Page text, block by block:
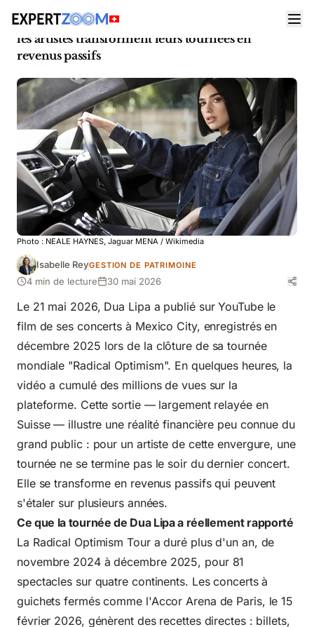
Film concert Dua Lipa sur YouTube : comment
les artistes transforment leurs tournées en
revenus passifs
Photo : NEALE HAYNES, Jaguar MENA / Wikimedia
Isabelle ReyGESTION DE PATRIMOINE
4 min de lecture 30 mai 2026
Le 21 mai 2026, Dua Lipa a publié sur YouTube le
film de ses concerts à Mexico City, enregistrés en
décembre 2025 lors de la clôture de sa tournée
mondiale "Radical Optimism". En quelques heures, la
vidéo a cumulé des millions de vues sur la
plateforme. Cette sortie — largement relayée en
Suisse — illustre une réalité financière peu connue du
grand public : pour un artiste de cette envergure, une
tournée ne se termine pas le soir du dernier concert.
Elle se transforme en revenus passifs qui peuvent
s'étaler sur plusieurs années.
Ce que la tournée de Dua Lipa a réellement rapporté
La Radical Optimism Tour a duré plus d'un an, de
novembre 2024 à décembre 2025, pour 81
spectacles sur quatre continents. Les concerts à
guichets fermés comme l'Accor Arena de Paris, le 15
février 2026, génèrent des recettes directes : billets,